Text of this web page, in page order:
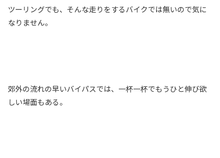
ツーリングでも、そんな走りをするバイクでは無いので気に
なりません。
郊外の流れの早いバイパスでは、一杯一杯でもうひと伸び欲
しい場面もある。